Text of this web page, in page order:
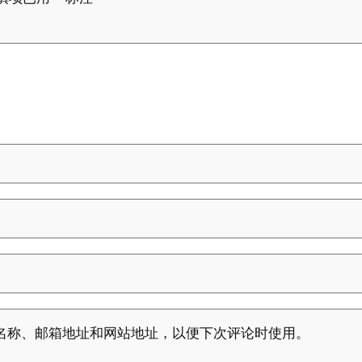
、邮箱地址和网站地址，以便下次评论时使用。